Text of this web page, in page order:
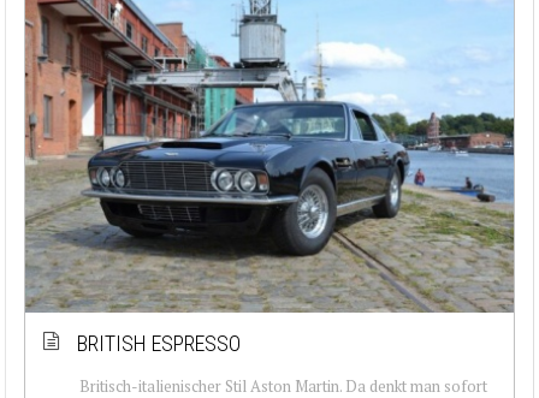
BRITISH ESPRESSO
Britisch-italienischer Stil Aston Martin. Da denkt man sofort